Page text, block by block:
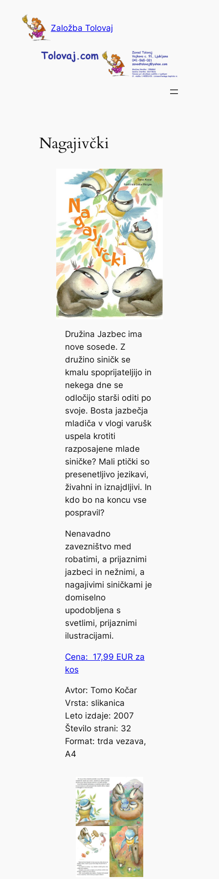
content
Založba Tolovaj
Nagajivčki
Družina Jazbec ima
nove sosede. Z
družino siničk se
kmalu spoprijateljijo in
nekega dne se
odločijo starši oditi po
svoje. Bosta jazbečja
mladiča v vlogi varušk
uspela krotiti
razposajene mlade
siničke? Mali ptički so
presenetljivo jezikavi,
živahni in iznajdljivi. In
kdo bo na koncu vse
pospravil?
Nenavadno
zavezništvo med
robatimi, a prijaznimi
jazbeci in nežnimi, a
nagajivimi siničkami je
domiselno
upodobljena s
svetlimi, prijaznimi
ilustracijami.
Cena: 17,99 EUR za
kos
Avtor: Tomo Kočar
Vrsta: slikanica
Leto izdaje: 2007
Število strani: 32
Format: trda vezava,
A4